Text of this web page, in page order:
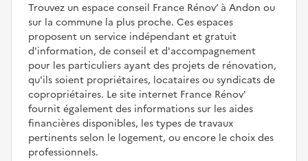
Trouvez un espace conseil France Rénov’ à Andon ou
sur la commune la plus proche. Ces espaces
proposent un service indépendant et gratuit
d'information, de conseil et d'accompagnement
pour les particuliers ayant des projets de rénovation,
qu'ils soient propriétaires, locataires ou syndicats de
copropriétaires. Le site internet France Rénov'
fournit également des informations sur les aides
financières disponibles, les types de travaux
pertinents selon le logement, ou encore le choix des
professionnels.